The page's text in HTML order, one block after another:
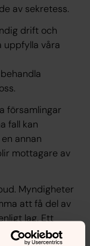
av sekretess.
drift och
uppfylla våra
församlingar
fall kan
annan
mottagare av
Myndigheter
att få del av
lag. Ett